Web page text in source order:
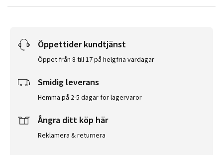
Öppettider kundtjänst
Öppet från 8 till 17 på helgfria vardagar
Smidig leverans
Hemma på 2-5 dagar för lagervaror
Ångra ditt köp här
Reklamera & returnera